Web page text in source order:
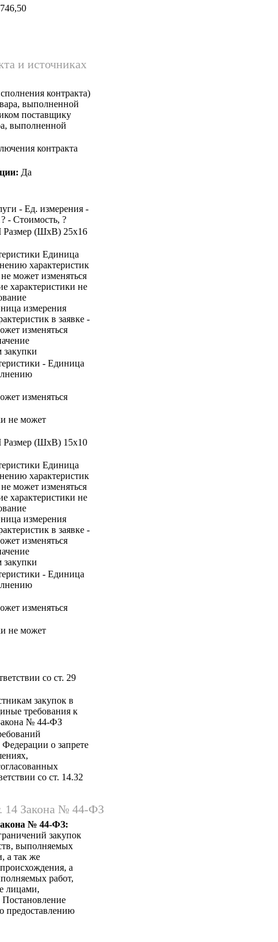
и источниках
контракта)
выполненной
поставщику
выполненной
контракта
Да
- Ед. измерения -
- Стоимость, ?
Размер (ШхВ) 25х16
Единица
характеристик
может изменяться
характеристики не
измерения
в заявке -
изменяться
закупки
- Единица
изменяться
не может
Размер (ШхВ) 15х10
Единица
характеристик
может изменяться
характеристики не
измерения
в заявке -
изменяться
закупки
- Единица
изменяться
не может
со ст. 29
закупок в
требования к
№ 44-ФЗ
Федерации о запрете
со ст. 14.32
14 Закона № 44-ФЗ
№ 44-ФЗ:
закупок
выполняемых
а так же
а
работ,
лицами,
предоставлению